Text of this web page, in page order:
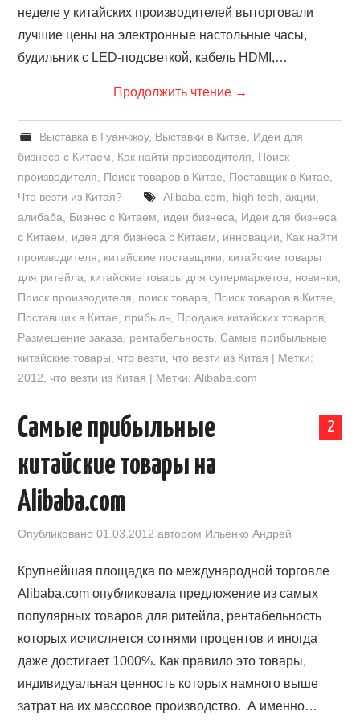
неделе у китайских производителей выторговали
лучшие цены на электронные настольные часы,
будильник с LED-подсветкой, кабель HDMI,…
Продолжить чтение →
Выставка в Гуанчжоу, Выставки в Китае
Идеи для
бизнеса с Китаем
Как найти производителя
Поиск
производителя
Поиск товаров в Китае Поставщик в Китае
Что везти из Китая?
Alibaba.com high tech акции
алибаба
Бизнес с Китаем идеи бизнеса
Идеи для бизнеса
с Китаем
идея для бизнеса с Китаем инновации
Как найти
производителя
китайские поставщики
китайские товары
для ритейла
китайские товары для супермаркетов новинки
Поиск производителя
поиск товара Поиск товаров в Китае
Поставщик в Китае
прибыль Продажа китайских товаров
Размещение заказа
рентабельность ,Самые прибыльные
китайские товары
что везти
что везти из Китая | Метки:
2012
что везти из Китая | Метки: Alibaba.com
2
Самые прибыльные
китайские товары на
Alibaba.com
Опубликовано01.03.2012 автором Ильенко Андрей
Крупнейшая площадка по международной торговле
Alibaba.com опубликовала предложение из самых
популярных товаров для ритейла, рентабельность
которых исчисляется сотнями процентов и иногда
даже достигает 1000%. Как правило это товары,
индивидуальная ценность которых намного выше
затрат на их массовое производство. А именно…